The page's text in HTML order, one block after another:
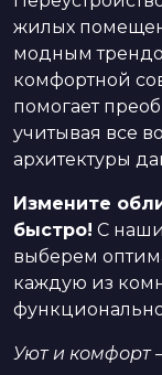
жилых
модным
комфортной
помогает
учитывая все
архитектуры
Измените
быстро! С
выберем
каждую из
Уют и комфорт